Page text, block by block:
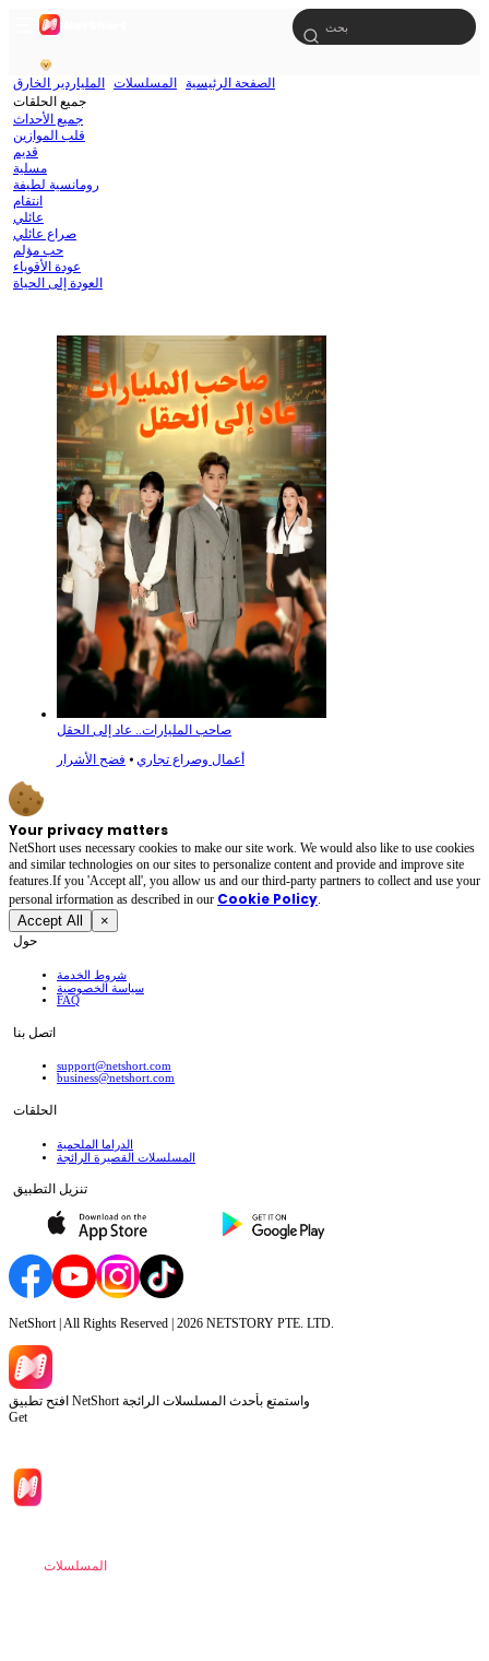
الصفحة الرئيسية المسلسلات الملياردير الخارق
جميع الحلقات
جميع الأحداث
قلب الموازين
قديم
مسلية
رومانسية لطيفة
انتقام
عائلي
صراع عائلي
حب مؤلم
عودة الأقوياء
العودة إلى الحياة
صاحب المليارات.. عاد إلى الحقل
أعمال وصراع تجاري ⦁ فضح الأشرار
Your privacy matters
NetShort uses necessary cookies to make our site work. We would also like to use cookies
and similar technologies on our sites to personalize content and provide and improve site
features.If you 'Accept all', you allow us and our third-party partners to collect and use your
personal irformation as described in our Cookie Policy.
Accept All ×
حول
شروط الخدمة
سياسة الخصوصية
FAQ
اتصل بنا
support@netshort.com
business@netshort.com
الحلقات
الدراما الملحمية
المسلسلات القصيرة الرائجة
تنزيل التطبيق
NetShort | All Rights Reserved | 2026 NETSTORY PTE. LTD.
افتح تطبيق NetShort واستمتع بأحدث المسلسلات الرائجة
Get
المسلسلات